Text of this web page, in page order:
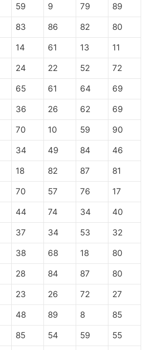
59 9 79 89
83 86 82 80
14 61 13 11
24 22 52 72
65 61 64 69
36 26 62 69
70 10 59 90
34 49 84 46
18 82 87 81
70 57 76 17
44 74 34 40
37 34 53 32
38 68 18 80
28 84 87 80
23 26 72 27
48 89 8 85
85 54 59 55